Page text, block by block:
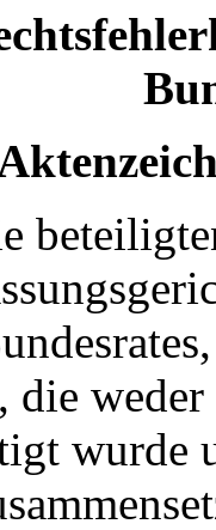
die
wurde